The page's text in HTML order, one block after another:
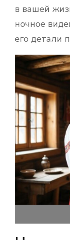
в вашей
ночное
его детали